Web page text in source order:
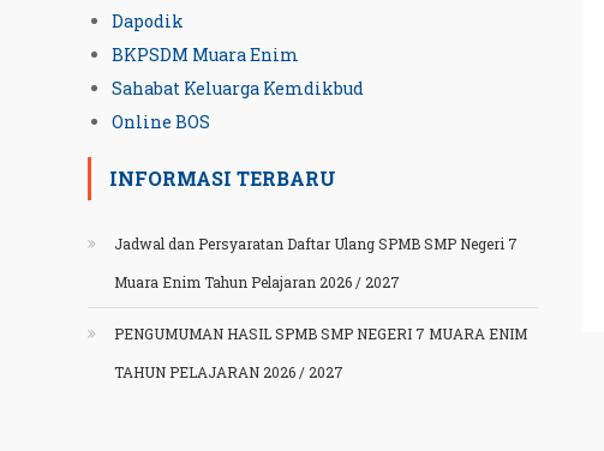
Dapodik
BKPSDM Muara Enim
Sahabat Keluarga Kemdikbud
Online BOS
INFORMASI TERBARU
Jadwal dan Persyaratan Daftar Ulang SPMB SMP Negeri 7
Muara Enim Tahun Pelajaran 2026 / 2027
PENGUMUMAN HASIL SPMB SMP NEGERI 7 MUARA ENIM
TAHUN PELAJARAN 2026 / 2027